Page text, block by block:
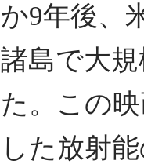
か9年後、
諸島で大
た。この
した放射